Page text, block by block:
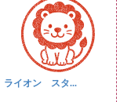
ライオン スタ...